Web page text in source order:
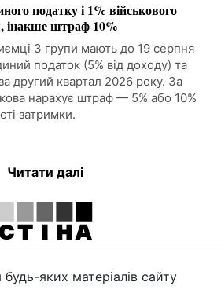
податку і 1% військового
інакше штраф 10%
3 групи мають до 19 серпня
податок (5% від доходу) та
другий квартал 2026 року. За
нарахує штраф — 5% або 10%
затримки.
Читати далі
яких матеріалів сайту